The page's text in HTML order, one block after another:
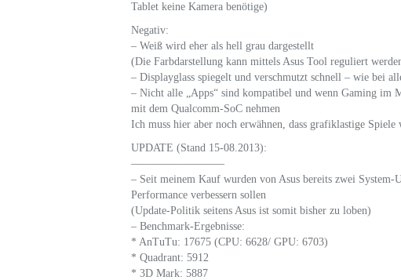
Tablet keine Kamera benötige)
Negativ:
– Weiß wird eher als hell grau dargestellt
(Die Farbdarstellung kann mittels Asus Tool reguliert
– Displayglass spiegelt und verschmutzt schnell – wie bei
– Nicht alle „Apps“ sind kompatibel und wenn Gaming im
mit dem Qualcomm-SoC nehmen
Ich muss hier aber noch erwähnen, dass grafiklastige
UPDATE (Stand 15-08.2013):
————————–
– Seit meinem Kauf wurden von Asus bereits zwei
Performance verbessern sollen
(Update-Politik seitens Asus ist somit bisher zu loben)
– Benchmark-Ergebnisse:
* AnTuTu: 17675 (CPU: 6628/ GPU: 6703)
* Quadrant: 5912
* 3D Mark: 5887